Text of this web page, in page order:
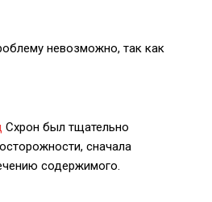
невозможно, так как
Схрон был тщательно
сначала
содержимого.